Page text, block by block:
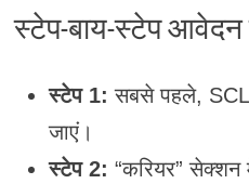
स्टेप-बाय-स्टेप आवेदन
स्टेप 1: सबसे पहले, SCL
जाएं।
स्टेप 2: “करियर”